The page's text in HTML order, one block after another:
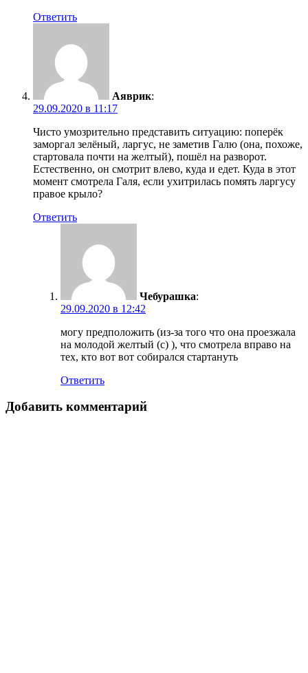
Ответить
Аяврик:
29.09.2020 в 11:17
Чисто умозрительно представить ситуацию: поперёк
заморгал зелёный, ларгус, не заметив Галю (она, похоже,
стартовала почти на желтый), пошёл на разворот.
Естественно, он смотрит влево, куда и едет. Куда в этот
момент смотрела Галя, если ухитрилась помять ларгусу
правое крыло?
Ответить
Чебурашка:
29.09.2020 в 12:42
могу предположить (из-за того что она проезжала
на молодой желтый (с) ), что смотрела вправо на
тех, кто вот вот собирался стартануть
Ответить
Добавить комментарий